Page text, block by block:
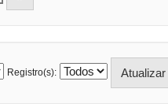
Registro(s):